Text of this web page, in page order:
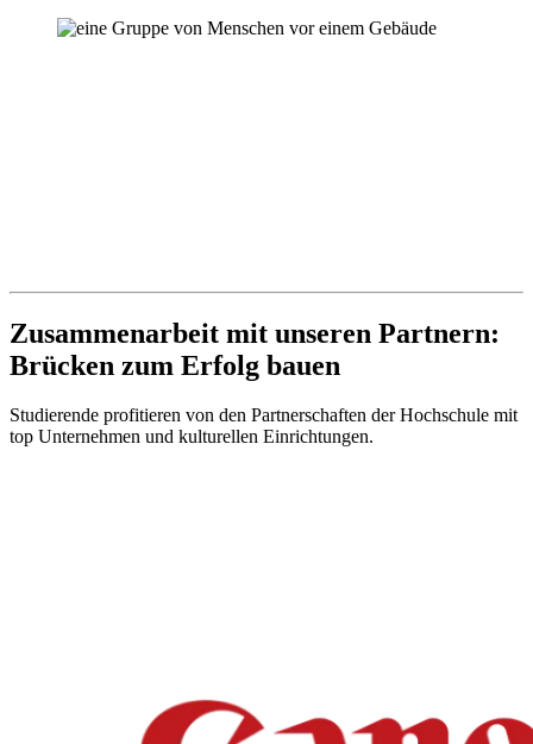
Zusammenarbeit mit unseren Partnern:
Brücken zum Erfolg bauen
Studierende profitieren von den Partnerschaften der Hochschule mit
top Unternehmen und kulturellen Einrichtungen.